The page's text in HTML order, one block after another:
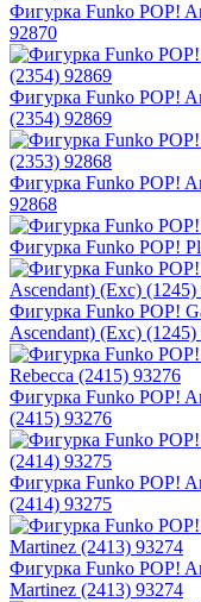
Фигурка Funko POP!
92870
Фигурка Funko POP!
(2354) 92869
Фигурка Funko POP!
92868
Фигурка Funko POP!
Фигурка Funko POP!
Ascendant) (Exc) (1245)
Фигурка Funko POP!
(2415) 93276
Фигурка Funko POP!
(2414) 93275
Фигурка Funko POP!
Martinez (2413) 93274